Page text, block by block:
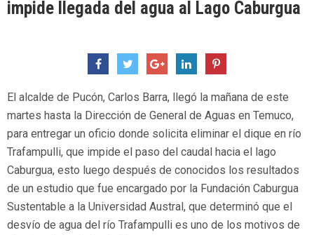
impide llegada del agua al Lago Caburgua
El alcalde de Pucón, Carlos Barra, llegó la mañana de este
martes hasta la Dirección de General de Aguas en Temuco,
para entregar un oficio donde solicita eliminar el dique en río
Trafampulli, que impide el paso del caudal hacia el lago
Caburgua, esto luego después de conocidos los resultados
de un estudio que fue encargado por la Fundación Caburgua
Sustentable a la Universidad Austral, que determinó que el
desvío de agua del río Trafampulli es uno de los motivos de